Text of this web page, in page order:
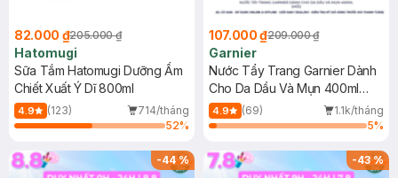
82.000 ₫205.000 ₫
Hatomugi
Sữa Tắm Hatomugi Dưỡng Ẩm
Chiết Xuất Ý Dĩ 800ml
4.9 (123)
714/tháng
52%
107.000 ₫209.000 ₫
Garnier
Nước Tẩy Trang Garnier Dành
Cho Da Dầu Và Mụn 400ml
(Mới)
4.9 (69)
1.1k/tháng
5%
-44% -43%